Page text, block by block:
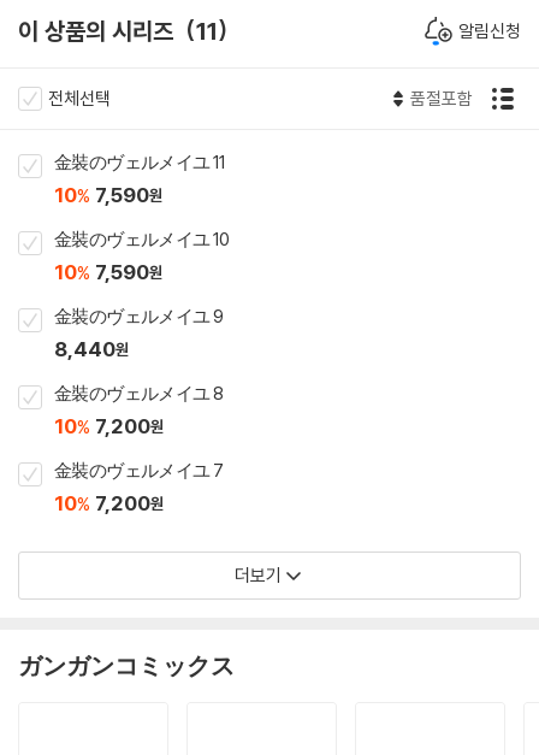
이 상품의 시리즈 11 알림신청
전체선택 품절포함
金裝のヴェルメイユ 11
10% 7,590원
金裝のヴェルメイユ 10
10% 7,590원
金裝のヴェルメイユ 9
8,440원
金裝のヴェルメイユ 8
10% 7,200원
金裝のヴェルメイユ 7
10% 7,200원
더보기
ガンガンコミックス